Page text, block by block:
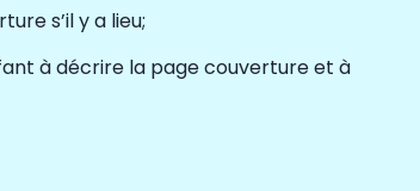
s’il y a lieu;
à décrire la page couverture et à